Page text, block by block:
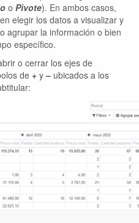
o Pivote). En ambos casos,
elegir los datos a visualizar y
agrupar la información o bien
específico.
o cerrar los ejes de
de + y– ubicados a los